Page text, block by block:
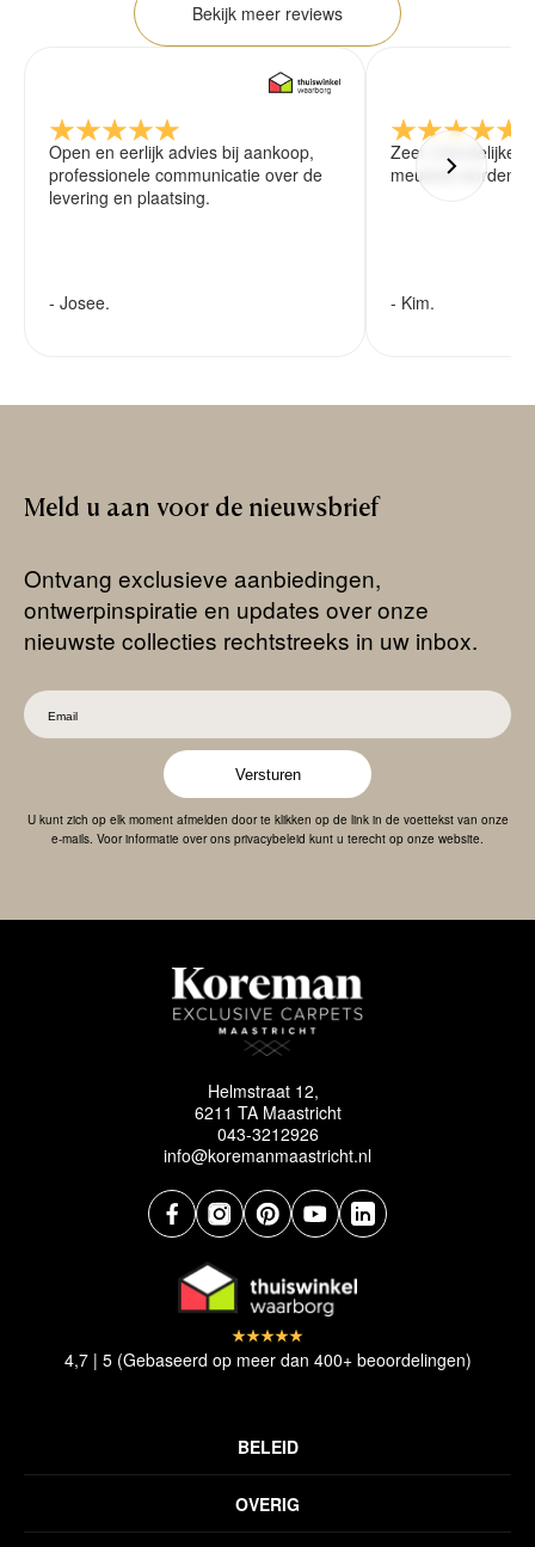
Bekijk meer reviews
Open en eerlijk advies bij aankoop,
professionele communicatie over de
levering en plaatsing.
- Josee.
Zeer vriendelijke
meubels worden
- Kim.
Meld u aan voor de nieuwsbrief
Ontvang exclusieve aanbiedingen,
ontwerpinspiratie en updates over onze
nieuwste collecties rechtstreeks in uw inbox.
Versturen
U kunt zich op elk moment afmelden door te klikken op de link in de voettekst van onze
e-mails. Voor informatie over ons privacybeleid kunt u terecht op onze website.
Helmstraat 12,
6211 TA Maastricht
043-3212926
info@koremanmaastricht.nl
OVERIG
BELEID
4,7 | 5 (Gebaseerd op meer dan 400+ beoordelingen)